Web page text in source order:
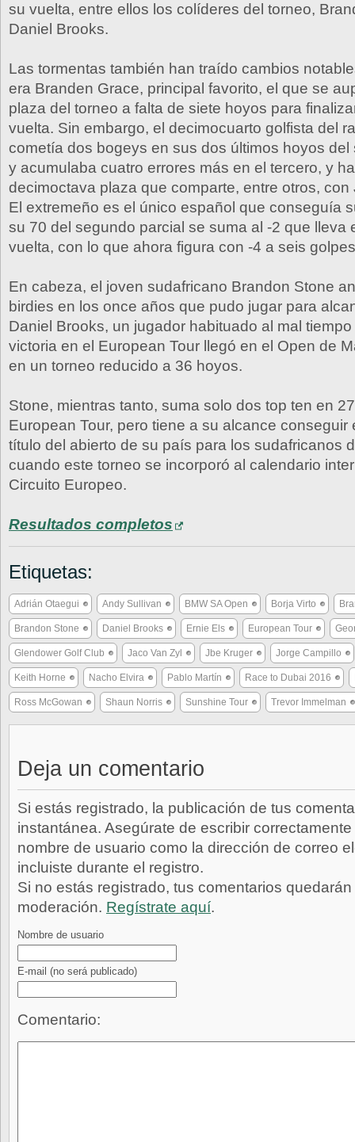
su vuelta, entre ellos los colíderes del torneo,
Daniel Brooks.
Las tormentas también han traído cambios
era Branden Grace, principal favorito, el que se
plaza del torneo a falta de siete hoyos para
vuelta. Sin embargo, el decimocuarto golfista del
cometía dos bogeys en sus dos últimos hoyos del
y acumulaba cuatro errores más en el tercero, y
decimoctava plaza que comparte, entre otros, con
El extremeño es el único español que conseguía
su 70 del segundo parcial se suma al -2 que lleva
vuelta, con lo que ahora figura con -4 a seis
En cabeza, el joven sudafricano Brandon Stone
birdies en los once años que pudo jugar para
Daniel Brooks, un jugador habituado al mal
victoria en el European Tour llegó en el Open de
en un torneo reducido a 36 hoyos.
Stone, mientras tanto, suma solo dos top ten en
European Tour, pero tiene a su alcance conseguir
título del abierto de su país para los sudafricanos
cuando este torneo se incorporó al calendario
Circuito Europeo.
Resultados completos
Etiquetas:
Adrián Otaegui Andy Sullivan BMW SA Open Borja Virto
Brandon Stone Daniel Brooks Ernie Els European Tour
Glendower Golf Club Jaco Van Zyl Jbe Kruger Jorge Campillo
Keith Horne Nacho Elvira Pablo Martín Race to Dubai 2016
Ross McGowan Shaun Norris Sunshine Tour Trevor Immelman
Deja un comentario
Si estás registrado, la publicación de tus
instantánea. Asegúrate de escribir
nombre de usuario como la dirección de correo
incluiste durante el registro.
Si no estás registrado, tus comentarios
moderación. Regístrate aquí.
Nombre de usuario
E-mail (no será publicado)
Comentario: